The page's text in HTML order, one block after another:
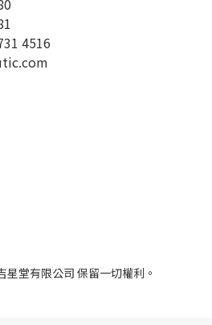
4516
堂有限公司 保留一切權利。